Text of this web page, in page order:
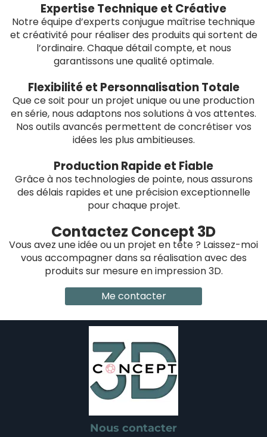
Expertise Technique et Créative
Notre équipe d’experts conjugue maîtrise technique
et créativité pour réaliser des produits qui sortent de
l’ordinaire. Chaque détail compte, et nous
garantissons une qualité optimale.
Flexibilité et Personnalisation Totale
Que ce soit pour un projet unique ou une production
en série, nous adaptons nos solutions à vos attentes.
Nos outils avancés permettent de concrétiser vos
idées les plus ambitieuses.
Production Rapide et Fiable
Grâce à nos technologies de pointe, nous assurons
des délais rapides et une précision exceptionnelle
pour chaque projet.
Contactez Concept 3D
Vous avez une idée ou un projet en tête ? Laissez-moi
vous accompagner dans sa réalisation avec des
produits sur mesure en impression 3D.
Me contacter
Nous contacter